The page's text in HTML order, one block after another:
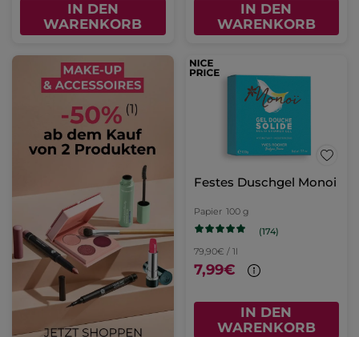
IN DEN
WARENKORB
IN DEN
WARENKORB
Festes Duschgel Monoi
Papier 100 g
(174)
79,90€ / 1l
7,99€
IN DEN
WARENKORB